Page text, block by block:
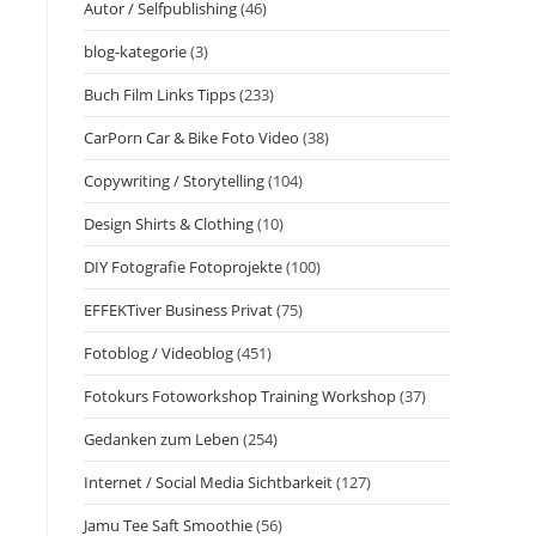
Autor / Selfpublishing(46)
blog-kategorie(3)
Buch Film Links Tipps(233)
CarPorn Car & Bike Foto Video (38)
Copywriting / Storytelling(104)
Design Shirts & Clothing(10)
DIY Fotografie Fotoprojekte(100)
EFFEKTiver Business Privat(75)
Fotoblog / Videoblog(451)
Fotokurs Fotoworkshop Training Workshop(37)
Gedanken zum Leben (254)
Internet / Social Media Sichtbarkeit(127)
Jamu Tee Saft Smoothie(56)